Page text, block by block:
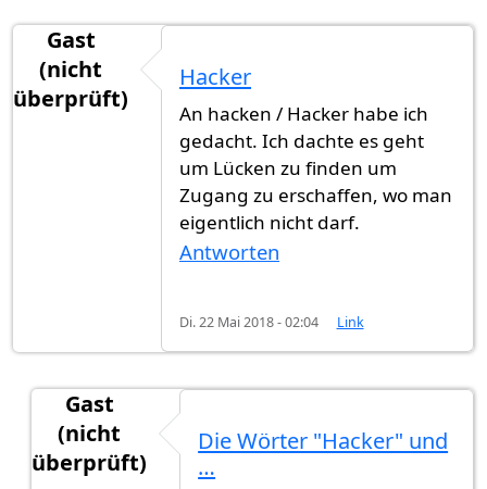
Gast
(nicht
überprüft)
Hacker
An hacken / Hacker habe ich
gedacht. Ich dachte es geht
um Lücken zu finden um
Zugang zu erschaffen, wo man
eigentlich nicht darf.
Antworten
Di. 22 Mai 2018 - 02:04 Link
Gast
(nicht
überprüft)
Die Wörter "Hacker" und
…